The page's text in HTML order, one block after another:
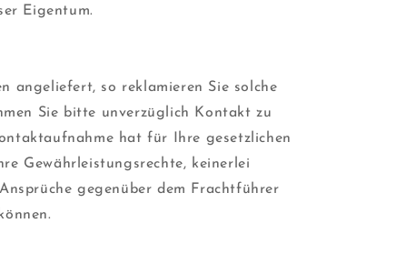
Eigentum.
angeliefert, so reklamieren Sie solche
Sie bitte unverzüglich Kontakt zu
hat für Ihre gesetzlichen
Gewährleistungsrechte, keinerlei
gegenüber dem Frachtführer